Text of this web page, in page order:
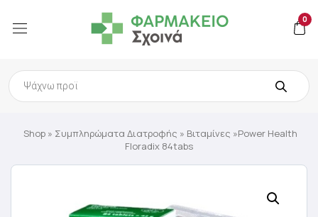
0
Products
search
Shop » Συμπληρώματα Διατροφής » Βιταμίνες »Power Health
Floradix 84tabs